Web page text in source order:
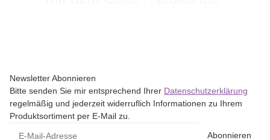
Newsletter Abonnieren
Bitte senden Sie mir entsprechend Ihrer Datenschutzerklärung
regelmäßig und jederzeit widerruflich Informationen zu Ihrem
Produktsortiment per E-Mail zu.
Abonnieren